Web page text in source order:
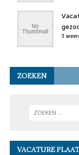
3
ZOEKEN
VACATURE